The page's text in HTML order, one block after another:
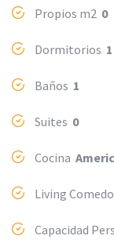
Propios m2 0
Dormitorios 1
Baños 1
Suites 0
Cocina
Living
Capacidad